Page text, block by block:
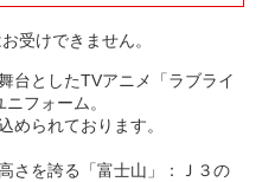
受けできません。
台としたTVアニメ「ラブライ
フォーム。
められております。
さを誇る「富士山」：Ｊ３の